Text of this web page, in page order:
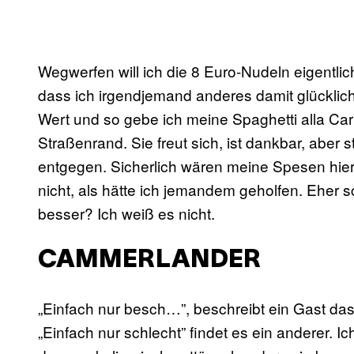
Wegwerfen will ich die 8 Euro-Nudeln
dass ich irgendjemand anderes damit
Wert und so gebe ich meine Spaghetti alla
Straßenrand. Sie freut sich, ist dankbar, aber
entgegen. Sicherlich wären meine Spesen
nicht, als hätte ich jemandem geholfen. Eher
besser? Ich weiß es nicht.
CAMMERLANDER
„Einfach nur besch…”, beschreibt ein Gast
„Einfach nur schlecht” findet es ein anderer.